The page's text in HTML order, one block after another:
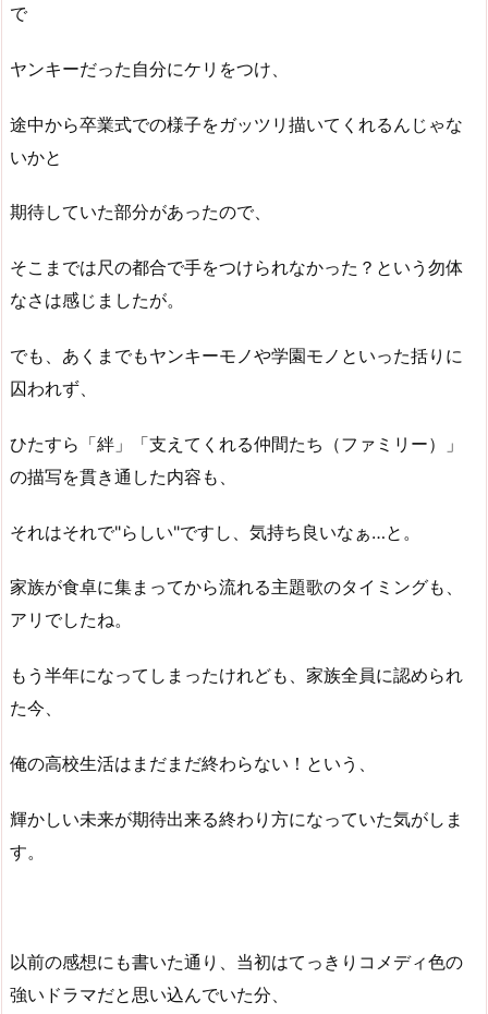
で
ヤンキーだった自分にケリをつけ、
途中から卒業式での様子をガッツリ描いてくれるんじゃな
いかと
期待していた部分があったので、
そこまでは尺の都合で手をつけられなかった？という勿体
なさは感じましたが。
でも、あくまでもヤンキーモノや学園モノといった括りに
囚われず、
ひたすら「絆」「支えてくれる仲間たち（ファミリー）」
の描写を貫き通した内容も、
それはそれで"らしい"ですし、気持ち良いなぁ…と。
家族が食卓に集まってから流れる主題歌のタイミングも、
アリでしたね。
もう半年になってしまったけれども、家族全員に認められ
た今、
俺の高校生活はまだまだ終わらない！という、
輝かしい未来が期待出来る終わり方になっていた気がしま
す。
以前の感想にも書いた通り、当初はてっきりコメディ色の
強いドラマだと思い込んでいた分、